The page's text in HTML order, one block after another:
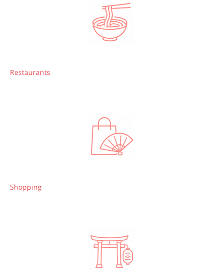
Restaurants
Shopping